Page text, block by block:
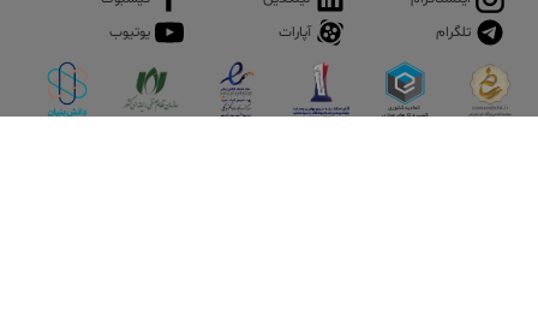
تلگرام
آپارات یوتیوب